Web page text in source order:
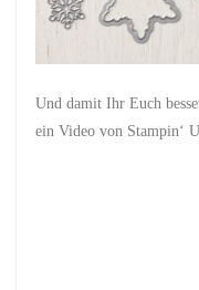
Und damit Ihr Euch
ein Video von Stampin‘